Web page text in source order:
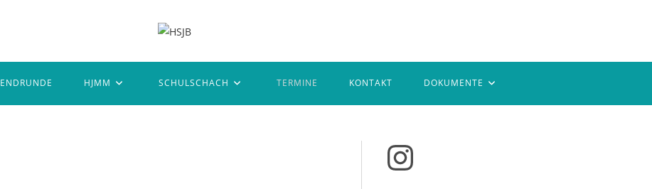
ENDRUNDE HJMM SCHULSCHACH TERMINE KONTAKT DOKUMENTE
Instagram